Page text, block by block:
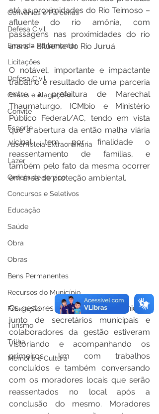
Convênios e Parcerias
Defesa Civil
Emenda Parlamentar
Licitações
Defesa Civil
Cheias e Alagações
Convite
Esporte
Assembleia Extraordinária
Lazer
Ordem de serviço
Concursos e Seletivos
Educação
Saúde
Obra
Obras
Bens Permanentes
Recursos do Município
Educação
Turismo
Trilha
Memória e Cultura
até as proximidades do Rio Teimoso –
afluente do rio amônia, com
passagens nas proximidades do rio
arara – afluente do Rio Juruá.
O notável, importante e impactante
trabalho é resultado de uma parceria
entre a prefeitura de Marechal
Thaumaturgo, ICMbio e Ministério
Público Federal/AC, tendo em vista
que a abertura da então malha viária
vicinal tem por finalidade o
reassentamento de famílias, e
também pelo fato da mesma ocorrer
em área de proteção ambiental.
Os gestores majoritários do município
junto de secretários municipais e
colaboradores da gestão estiveram
vistoriando e acompanhando os
primeiros km com trabalhos
concluídos e também conversando
com os moradores locais que serão
reassentados no local após a
conclusão do mesmo. Moradores